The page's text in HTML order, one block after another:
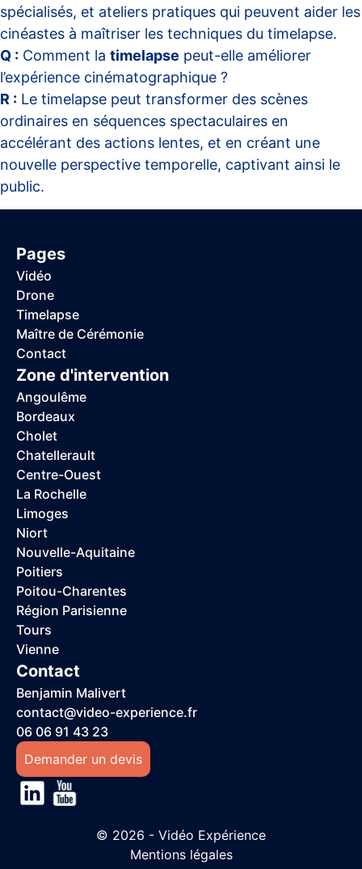
spécialisés, et ateliers pratiques qui peuvent aider les
cinéastes à maîtriser les techniques du timelapse.
Q : Comment la timelapse peut-elle améliorer
l’expérience cinématographique ?
R : Le timelapse peut transformer des scènes
ordinaires en séquences spectaculaires en
accélérant des actions lentes, et en créant une
nouvelle perspective temporelle, captivant ainsi le
public.
Pages
Vidéo
Drone
Timelapse
Maître de Cérémonie
Contact
Zone d'intervention
Angoulême
Bordeaux
Cholet
Chatellerault
Centre-Ouest
La Rochelle
Limoges
Niort
Nouvelle-Aquitaine
Poitiers
Poitou-Charentes
Région Parisienne
Tours
Vienne
Contact
Benjamin Malivert
contact@video-experience.fr
06 06 91 43 23
Demander un devis
© 2026 - Vidéo Expérience
Mentions légales